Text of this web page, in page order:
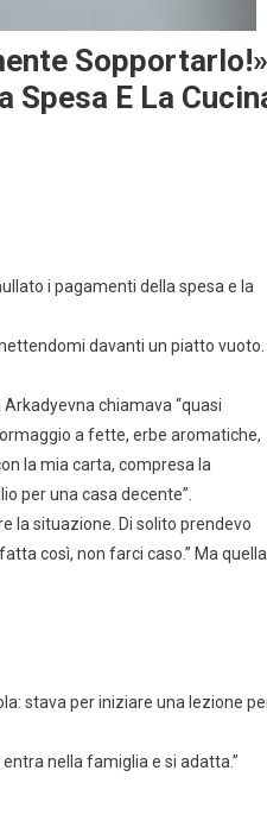
Sopportarlo!»
Spesa E La
i pagamenti della spesa e la
davanti un piatto vuoto.
chiamava “quasi
a fette, erbe aromatiche,
la mia carta, compresa la
per una casa decente”.
la situazione. Di solito prendevo
così, non farci caso.” Ma quella
stava per iniziare una lezione
nella famiglia e si adatta.”